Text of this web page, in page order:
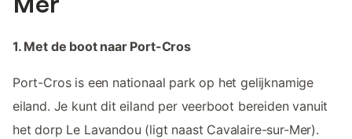
1. Met de boot naar Port-Cros
Port-Cros is een nationaal park op het gelijknamige
eiland. Je kunt dit eiland per veerboot bereiden vanuit
het dorp Le Lavandou (ligt naast Cavalaire-sur-Mer).